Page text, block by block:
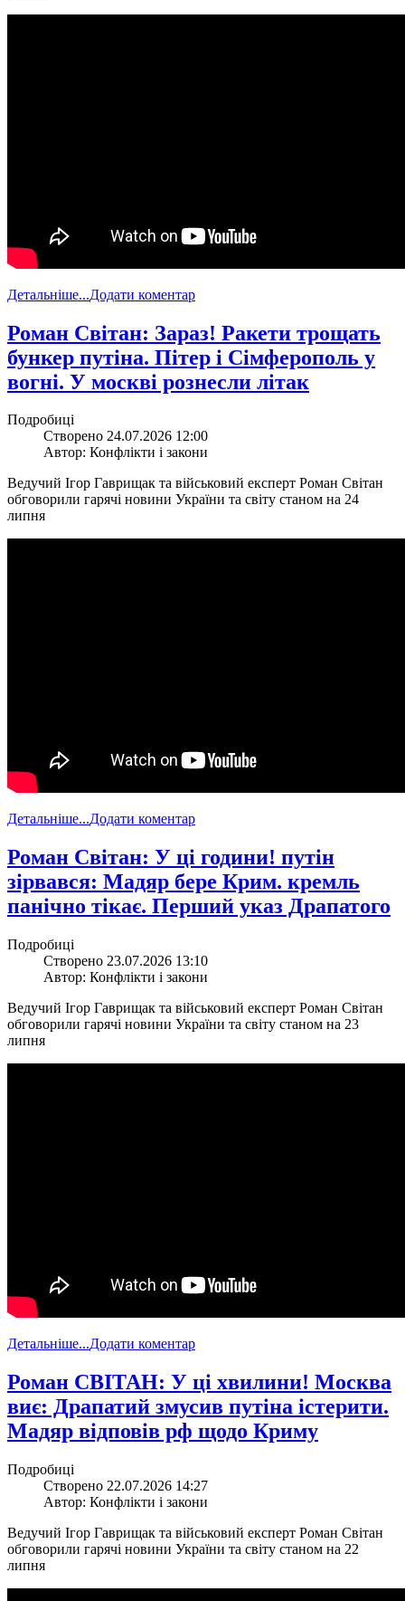
Детальніше...Додати коментар
​Роман Світан: Зараз! Ракети трощать
бункер путіна. Пітер і Сімферополь у
вогні. У москві рознесли літак
Подробиці
Створено 24.07.2026 12:00
Автор: Конфлікти і закони
Ведучий Ігор Гаврищак та військовий експерт Роман Світан
обговорили гарячі новини України та світу станом на 24
липня
Детальніше...Додати коментар
​Роман Світан: У ці години! путін
зірвався: Мадяр бере Крим. кремль
панічно тікає. Перший указ Драпатого
Подробиці
Створено 23.07.2026 13:10
Автор: Конфлікти і закони
Ведучий Ігор Гаврищак та військовий експерт Роман Світан
обговорили гарячі новини України та світу станом на 23
липня
Детальніше...Додати коментар
​Роман СВІТАН: У ці хвилини! Москва
виє: Драпатий змусив путіна істерити.
Мадяр відповів рф щодо Криму
Подробиці
Створено 22.07.2026 14:27
Автор: Конфлікти і закони
Ведучий Ігор Гаврищак та військовий експерт Роман Світан
обговорили гарячі новини України та світу станом на 22
липня